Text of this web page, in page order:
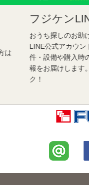
は
フジケン
おうち探しのお助
LINE公式アカウン
件・設備や購入時
報をお届けします
ク！